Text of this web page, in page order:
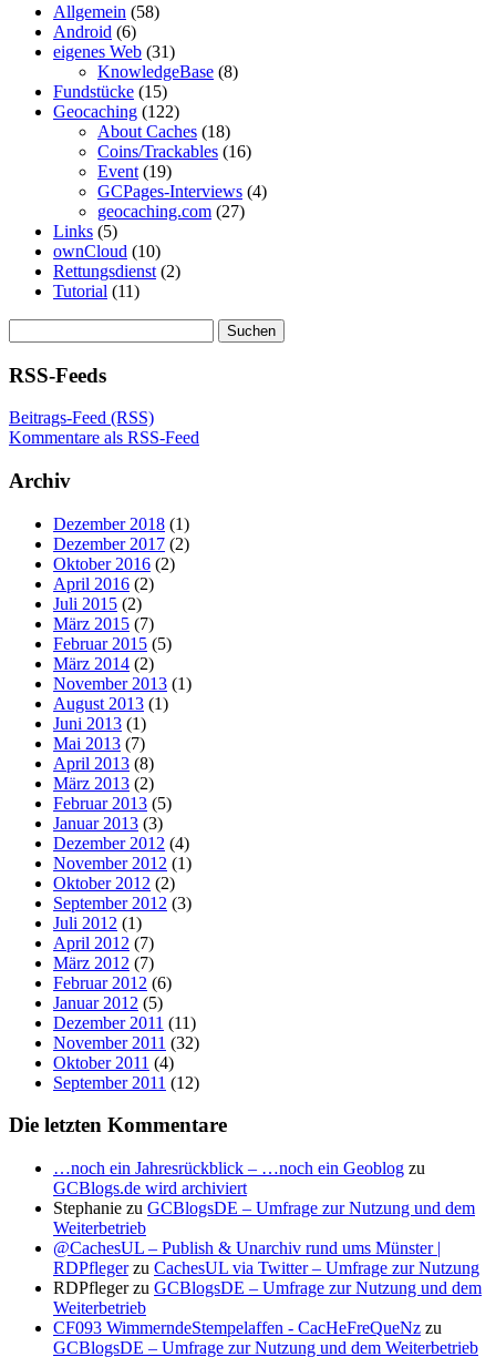
Allgemein (58)
Android (6)
eigenes Web (31)
KnowledgeBase (8)
Fundstücke (15)
Geocaching (122)
About Caches (18)
Coins/Trackables (16)
Event (19)
GCPages-Interviews (4)
geocaching.com (27)
Links (5)
ownCloud (10)
Rettungsdienst (2)
Tutorial (11)
nach:
RSS-Feeds
Beitrags-Feed (RSS)
Kommentare als RSS-Feed
Archiv
Dezember 2018 (1)
Dezember 2017 (2)
Oktober 2016 (2)
April 2016 (2)
Juli 2015 (2)
März 2015 (7)
Februar 2015 (5)
März 2014 (2)
November 2013 (1)
August 2013 (1)
Juni 2013 (1)
Mai 2013 (7)
April 2013 (8)
März 2013 (2)
Februar 2013 (5)
Januar 2013 (3)
Dezember 2012 (4)
November 2012 (1)
Oktober 2012 (2)
September 2012 (3)
Juli 2012 (1)
April 2012 (7)
März 2012 (7)
Februar 2012 (6)
Januar 2012 (5)
Dezember 2011 (11)
November 2011 (32)
Oktober 2011 (4)
September 2011 (12)
Die letzten Kommentare
…noch ein Jahresrückblick – …noch ein Geoblog zu
GCBlogs.de wird archiviert
Stephanie zu GCBlogsDE – Umfrage zur Nutzung und dem
Weiterbetrieb
@CachesUL – Publish & Unarchiv rund ums Münster |
RDPflegerzu CachesUL via Twitter – Umfrage zur Nutzung
RDPflegerzu GCBlogsDE – Umfrage zur Nutzung und dem
Weiterbetrieb
CF093 WimmerndeStempelaffen - CacHeFreQueNz zu
GCBlogsDE – Umfrage zur Nutzung und dem Weiterbetrieb